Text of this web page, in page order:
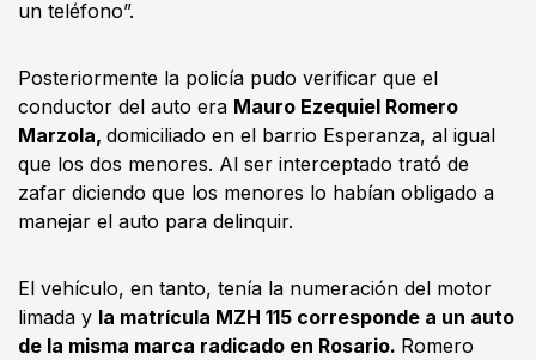
un teléfono”.
Posteriormente la policía pudo verificar que el
conductor del auto era Mauro Ezequiel Romero
Marzola, domiciliado en el barrio Esperanza, al igual
que los dos menores. Al ser interceptado trató de
zafar diciendo que los menores lo habían obligado a
manejar el auto para delinquir.
El vehículo, en tanto, tenía la numeración del motor
limada y la matrícula MZH 115 corresponde a un auto
de la misma marca radicado en Rosario. Romero